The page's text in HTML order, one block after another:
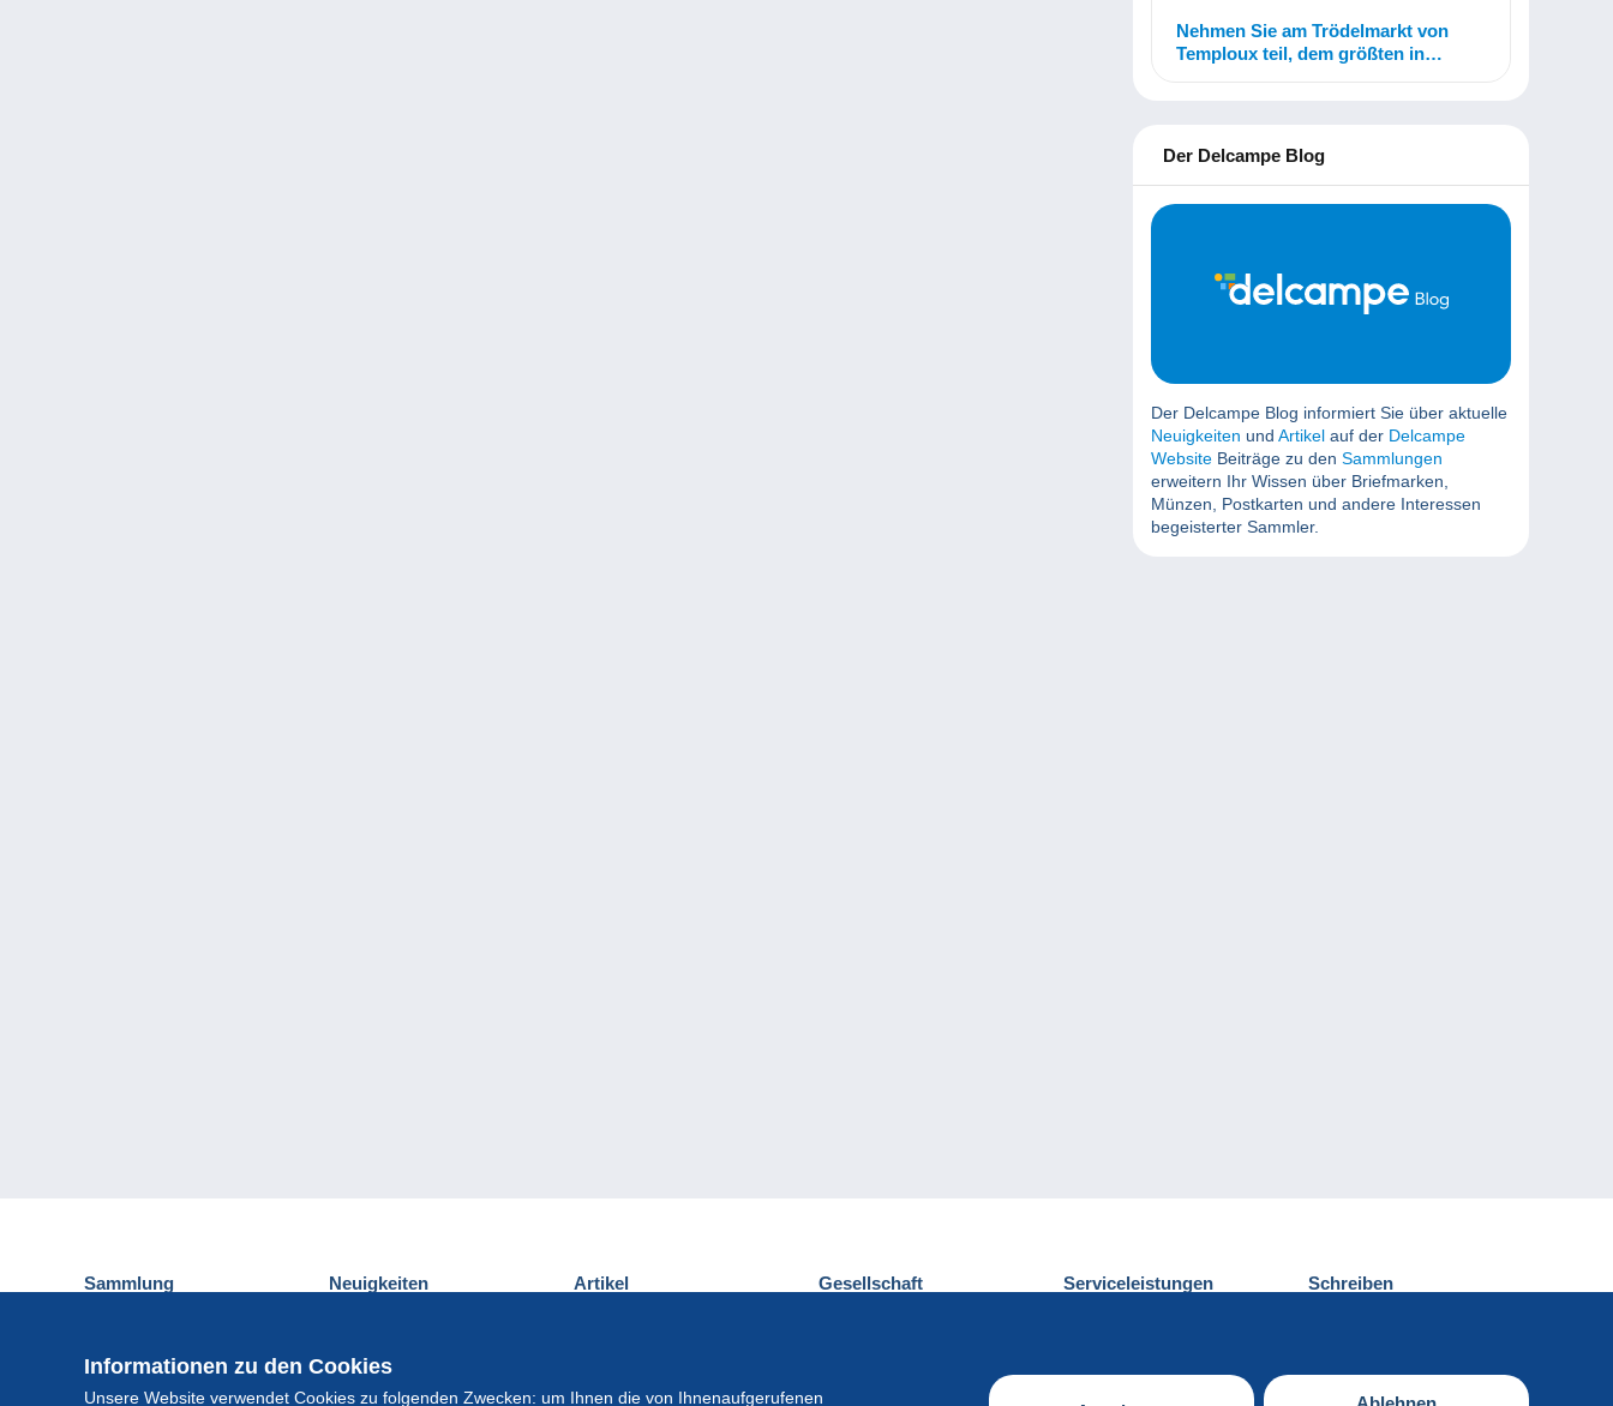
Nehmen Sie am Trödelmarkt von
Temploux teil, dem größten in
Der Delcampe Blog
Der Delcampe Blog informiert Sie über aktuelle
Neuigkeiten und Artikel auf der Delcampe
Website Beiträge zu den Sammlungen
erweitern Ihr Wissen über Briefmarken,
Münzen, Postkarten und andere Interessen
begeisterter Sammler.
Informationen zu den Cookies
Unsere Website verwendet Cookies zu folgenden Zwecken: um Ihnen die von Ihnenaufgerufenen
Sammlung
Münzen und Banknoten
Neuigkeiten Artikel Gesellschaft Serviceleistungen Schreiben